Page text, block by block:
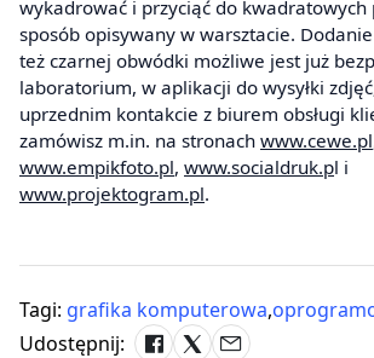
wykadrować i przyciąć do
sposób opisywany w warsztacie.
też czarnej obwódki możliwe jest już
laboratorium, w aplikacji do wysyłki
uprzednim kontakcie z biurem obsługi
zamówisz m.in. na stronach www.cewe.pl
www.empikfoto.pl, www.socialdruk.pl i
www.projektogram.pl.
Tagi: grafika komputerowa,
Udostępnij: